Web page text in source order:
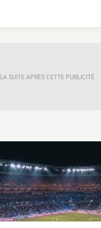
LA SUITE APRÈS CETTE PUBLICITÉ